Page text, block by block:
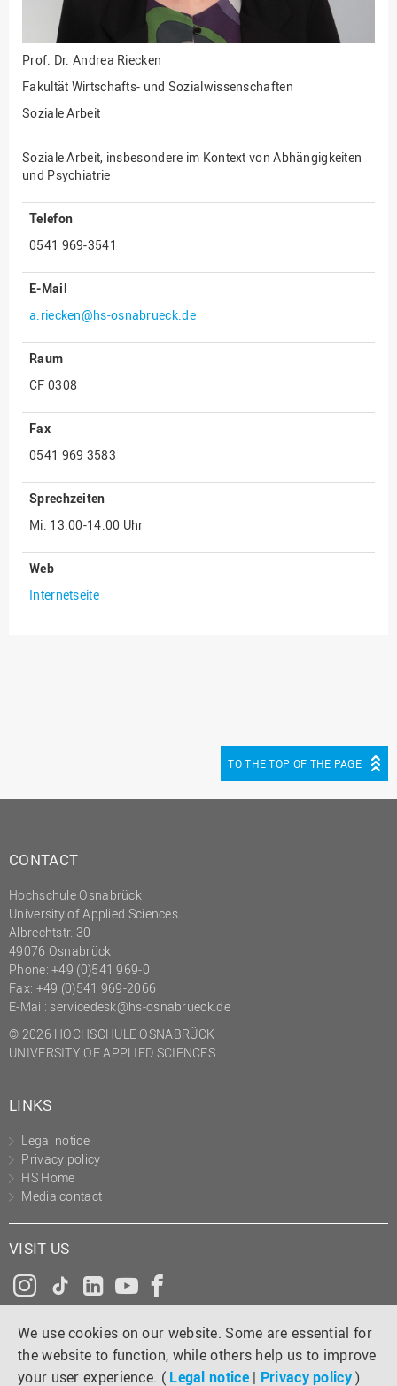
We use cookies on our website. Some are essential for
the website to function, while others help us to improve
your user experience. ( Legal notice | Privacy policy)
Drittmittel
Gebäude und Technik
Gesellschaftliches
Engagement
Gleichstellungsbüro
Hochschulplanung/-
Innenrevision
Institut für Musik
IT Service Center
Kommunikation und
Marketing
LearningCenter
Nachhaltigkeit
Personal
Präsidialbüro
Professional School
Projekte des Präsidiums
Projektmanagement Office
Innovationsmanagement
Prof. Dr. Andrea Riecken
Fakultät Wirtschafts- und Sozialwissenschaften
Soziale Arbeit
Soziale Arbeit, insbesondere im Kontext von Abhängigkeiten
und Psychiatrie
Telefon
0541 969-3541
E-Mail
a.riecken@hs-osnabrueck.de
Raum
CF 0308
Fax
0541 969 3583
Sprechzeiten
Mi. 13.00-14.00 Uhr
Web
Internetseite
TO THE TOP OF THE PAGE
CONTACT
Hochschule Osnabrück
University of Applied Sciences
Albrechtstr. 30
49076 Osnabrück
Phone: +49 (0)541 969-0
Fax: +49 (0)541 969-2066
E-Mail: servicedesk@hs-osnabrueck.de
© 2026 HOCHSCHULE OSNABRÜCK
UNIVERSITY OF APPLIED SCIENCES
LINKS
Legal notice
Privacy policy
HS Home
Media contact
VISIT US
Instagram
Tiktok
LinkedInYouTube